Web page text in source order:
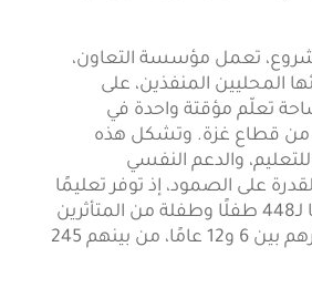
تعمل مؤسسة التعاون،
المحليين المنفذين، على
تعلّم مؤقتة واحدة في
من قطاع غزة. وتشكل هذه
والدعم النفسي
على الصمود، إذ توفر تعليمًا
غير رسمي ومنظمًا لـ448 طفلًا وطفلة من المتأثرين
بالنزاع، تتراوح أعمارهم بين 6 و12 عامًا، من بينهم 245